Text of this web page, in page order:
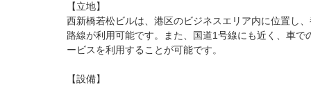
【立地】
西新橋若松ビルは、港区のビジネスエリア内に位置し
路線が利用可能です。また、国道1号線にも近く、車
ービスを利用することが可能です。
【設備】